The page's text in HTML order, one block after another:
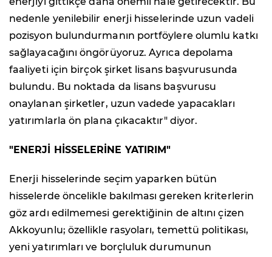
nedenle yenilebilir enerji hisselerinde uzun vadeli
pozisyon bulundurmanın portföylere olumlu katkı
sağlayacağını öngörüyoruz. Ayrıca depolama
faaliyeti için birçok şirket lisans başvurusunda
bulundu. Bu noktada da lisans başvurusu
onaylanan şirketler, uzun vadede yapacakları
yatırımlarla ön plana çıkacaktır" diyor.
"ENERJİ HİSSELERİNE YATIRIM"
Enerji hisselerinde seçim yaparken bütün
hisselerde öncelikle bakılması gereken kriterlerin
göz ardı edilmemesi gerektiğinin de altını çizen
Akkoyunlu; özellikle rasyoları, temettü politikası,
yeni yatırımları ve borçluluk durumunun